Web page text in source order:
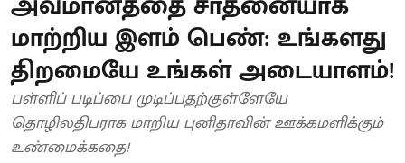
மாற்றிய இளம் பெண்: உங்களது
திறமையே உங்கள் அடையாளம்!
பள்ளிப் படிப்பை முடிப்பதற்குள்ளேயே
தொழிலதிபராக மாறிய புனிதாவின் ஊக்கமளிக்கும்
உண்மைக்கதை!